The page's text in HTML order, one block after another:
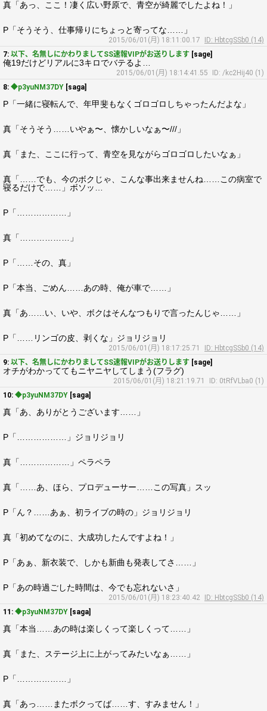
真「あっ、ここ！凄く広い野原で、青空が綺麗でしたよね！」
P「そうそう、仕事帰りにちょっと寄ってな……」
2015/06/01(月) 18:11:00.17
ID: HbtcgSSb0 (14)
7: 以下、名無しにかわりましてSS速報VIPがお送りします [sage]
俺19だけどリアルに3キロでバテるよ…
2015/06/01(月) 18:14:41.55
ID: /kc2Hij40 (1)
8: ◆p3yuNM37DY [saga]
P「一緒に寝転んで、年甲斐もなくゴロゴロしちゃったんだよな」
真「そうそう……いやぁ〜、懐かしいなぁ〜///」
真「また、ここに行って、青空を見ながらゴロゴロしたいなぁ」
真「……でも、今のボクじゃ、こんな事出来ませんね……この病室で
寝るだけで……」ボソッ…
P「………………」
真「………………」
P「……その、真」
P「本当、ごめん……あの時、俺が車で……」
真「あ……い、いや、ボクはそんなつもりで言ったんじゃ……」
P「……リンゴの皮、剥くな」ジョリジョリ
2015/06/01(月) 18:17:25.71
ID: HbtcgSSb0 (14)
9: 以下、名無しにかわりましてSS速報VIPがお送りします [sage]
オチがわかっててもニヤニヤしてしまう(フラグ)
2015/06/01(月) 18:21:19.71
ID: 0tRfVLba0 (1)
10: ◆p3yuNM37DY [saga]
真「あ、ありがとうございます……」
P「………………」ジョリジョリ
真「………………」ペラペラ
真「……あ、ほら、プロデューサー……この写真」スッ
P「ん？……あぁ、初ライブの時の」ジョリジョリ
真「初めてなのに、大成功したんですよね！」
P「あぁ、新衣装で、しかも新曲も発表してさ……」
P「あの時過ごした時間は、今でも忘れないさ」
2015/06/01(月) 18:23:40.42
ID: HbtcgSSb0 (14)
11: ◆p3yuNM37DY [saga]
真「本当……あの時は楽しくって楽しくって……」
真「また、ステージ上に上がってみたいなぁ……」
P「………………」
真「あっ……またボクってば……す、すみません！」